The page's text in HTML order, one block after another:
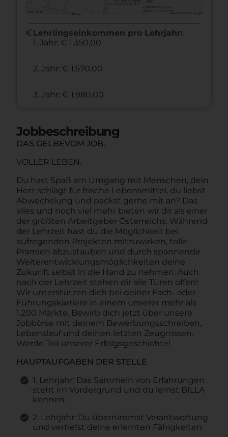
euro Lehrlingseinkommen pro Lehrjahr:
1. Jahr: € 1.350,00
2. Jahr: € 1.570,00
3. Jahr: € 1.980,00
Jobbeschreibung
DAS GELBEVOM JOB.
VOLLER LEBEN.
Du hast Spaß am Umgang mit Menschen, dein
Herz schlägt für frische Lebensmittel, du liebst
Abwechslung und packst gerne mit an? Das
alles und noch viel mehr bieten wir dir als einer
der größten Arbeitgeber Österreichs. Während
der Lehrzeit hast du die Möglichkeit bei
aufregenden Projekten mitzuwirken, tolle
Prämien abzustauben und durch spannende
Weiterentwicklungsmöglichkeiten deine
Zukunft selbst in die Hand zu nehmen. Auch
nach der Lehrzeit stehen dir alle Türen offen!
Wir unterstützen dich bei deiner Fach- oder
Führungskarriere in einem unserer mehr als
1.200 Märkte. Bewirb dich jetzt über unsere
Jobbörse mit deinem Bewerbungsschreiben,
Lebenslauf und deinen letzten Zeugnissen.
Werde Teil unserer Erfolgsgeschichte!
HAUPTAUFGABEN DER STELLE
1. Lehrjahr: Das Sammeln von Erfahrungen
steht im Vordergrund und du lernst BILLA
kennen.
2. Lehrjahr: Du übernimmst Verantwortung
und vertiefst deine erlernten Fähigkeiten.